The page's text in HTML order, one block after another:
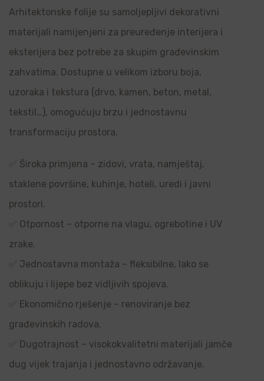
Arhitektonske folije su samoljepljivi dekorativni
materijali namijenjeni za preuređenje interijera i
eksterijera bez potrebe za skupim građevinskim
zahvatima. Dostupne u velikom izboru boja,
uzoraka i tekstura (drvo, kamen, beton, metal,
tekstil…), omogućuju brzu i jednostavnu
transformaciju prostora.
✅ Široka primjena – zidovi, vrata, namještaj,
staklene površine, kuhinje, hoteli, uredi i javni
prostori.
✅ Otpornost – otporne na vlagu, ogrebotine i UV
zrake.
✅ Jednostavna montaža – fleksibilne, lako se
oblikuju i lijepe bez vidljivih spojeva.
✅ Ekonomično rješenje – renoviranje bez
građevinskih radova.
✅ Dugotrajnost – visokokvalitetni materijali jamče
dug vijek trajanja i jednostavno održavanje.